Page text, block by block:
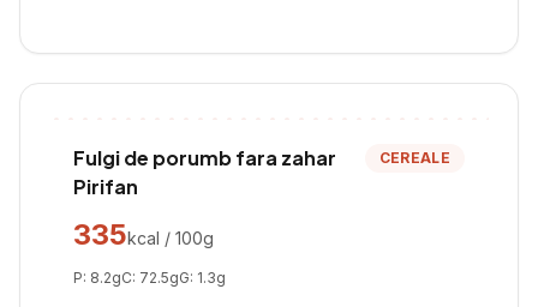
Fulgi de porumb fara zahar
Pirifan
CEREALE
335kcal / 100g
P: 8.2gC: 72.5gG: 1.3g